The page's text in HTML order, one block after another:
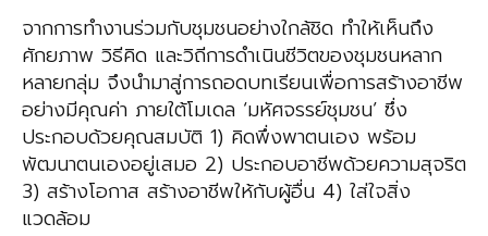
จากการทำงานร่วมกับชุมชนอย่างใกล้ชิด ทำให้เห็นถึง
ศักยภาพ วิธีคิด และวิถีการดำเนินชีวิตของชุมชนหลาก
หลายกลุ่ม จึงนำมาสู่การถอดบทเรียนเพื่อการสร้างอาชีพ
อย่างมีคุณค่า ภายใต้โมเดล ‘มหัศจรรย์ชุมชน’ ซึ่ง
ประกอบด้วยคุณสมบัติ 1) คิดพึ่งพาตนเอง พร้อม
พัฒนาตนเองอยู่เสมอ 2) ประกอบอาชีพด้วยความสุจริต
3) สร้างโอกาส สร้างอาชีพให้กับผู้อื่น 4) ใส่ใจสิ่ง
แวดล้อม